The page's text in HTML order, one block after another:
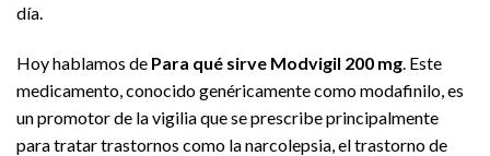
día.
Hoy hablamos de Para qué sirve Modvigil 200 mg . Este
medicamento, conocido genéricamente como modafinilo, es
un promotor de la vigilia que se prescribe principalmente
para tratar trastornos como la narcolepsia, el trastorno de